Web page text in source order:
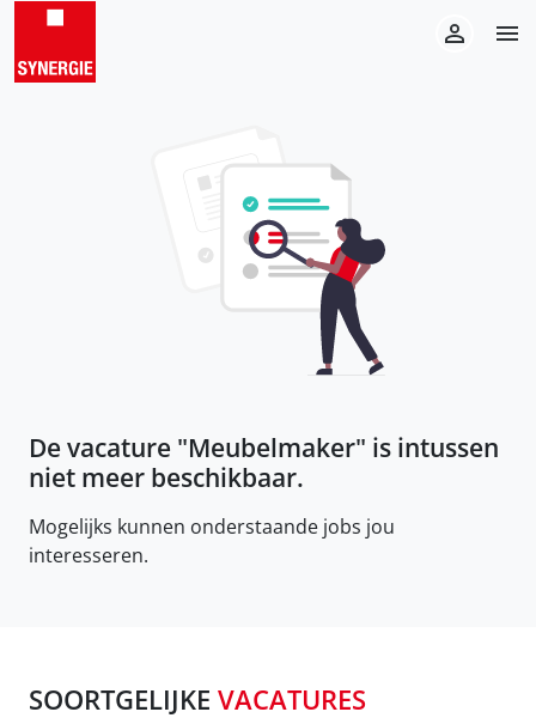
De vacature "Meubelmaker" is intussen
niet meer beschikbaar.
Mogelijks kunnen onderstaande jobs jou
interesseren.
SOORTGELIJKE VACATURES